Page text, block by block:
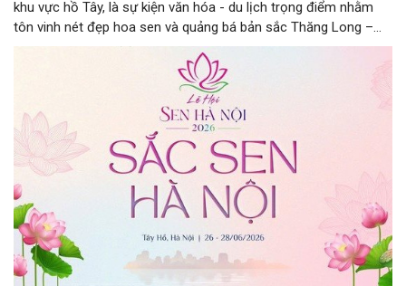
khu vực hồ Tây, là sự kiện văn hóa - du lịch trọng điểm nhằm
tôn vinh nét đẹp hoa sen và quảng bá bản sắc Thăng Long –
Hà Nội.